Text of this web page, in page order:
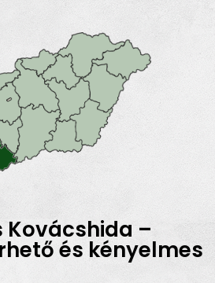
–
és kényelmes